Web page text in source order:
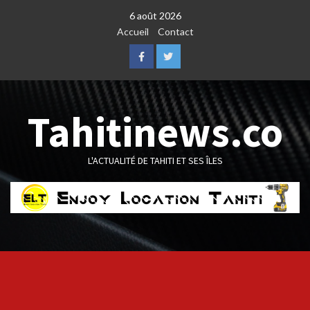
6 août 2026
Accueil
Contact
FacebookTwitter
Tahitinews.co
L'ACTUALITÉ DE TAHITI ET SES ÎLES